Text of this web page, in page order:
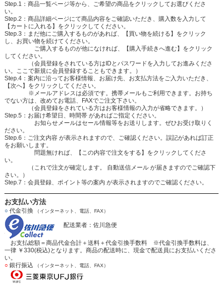
Step.1：商品一覧ページ等から、ご希望の商品をクリックしてお選びくださ
い。
Step.2：商品詳細ページにて商品内容をご確認いただき、購入数を入力して
【カートに入れる】をクリックしてください。
Step.3：まだ他にご購入するものがあれば、【買い物を続ける】をクリック
し、お買い物を続けてください。
ご購入するものが他になければ、【購入手続きへ進む】をクリック
してください。
（会員登録をされている方はIDとパスワードを入力してお進みくださ
い。ここで新規に会員登録することもできます。）
Step.4：案内に沿ってお客様情報、お届け先、お支払方法をご入力いただき、
【次へ】をクリックしてください。
※メールアドレスは必須です。携帯メールもご利用できます。お持ち
でない方は、改めてお電話、FAXでご注文下さい。
（会員登録をされている方はお客様情報の入力が省略できます。）
Step.5：お届け希望日、時間帯 があればご指定ください。
お知らせメールはセール情報等をお送りします。ぜひお受け取りく
ださい。
Step.6：ご注文内容 が表示されますので、ご確認ください。誤記があれば訂正
をお願いします。
問題無ければ、【この内容で注文をする】をクリックしてくださ
い。
（これで注文が確定します。 自動送信メール が届きますのでご確認下
さい。）
Step.7：会員登録、ポイント等の案内 が表示されますのでご確認ください。
お支払い方法
○代金引換 （インターネット、電話、FAX）
配送業者：佐川急便
お支払総額＝商品代金合計＋送料＋代金引換手数料 ※代金引換手数料は、
一律 ￥330(税込)となります。商品の配送時に、現金で配送員にお支払いくださ
い。
○銀行振込 （インターネット、電話、FAX）